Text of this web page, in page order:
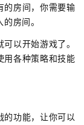
的房间，你需要输
房间。
以开始游戏了。
用各种策略和技能
的功能，让你可以